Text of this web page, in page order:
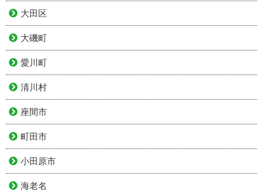
大田区
大磯町
愛川町
清川村
座間市
町田市
小田原市
海老名